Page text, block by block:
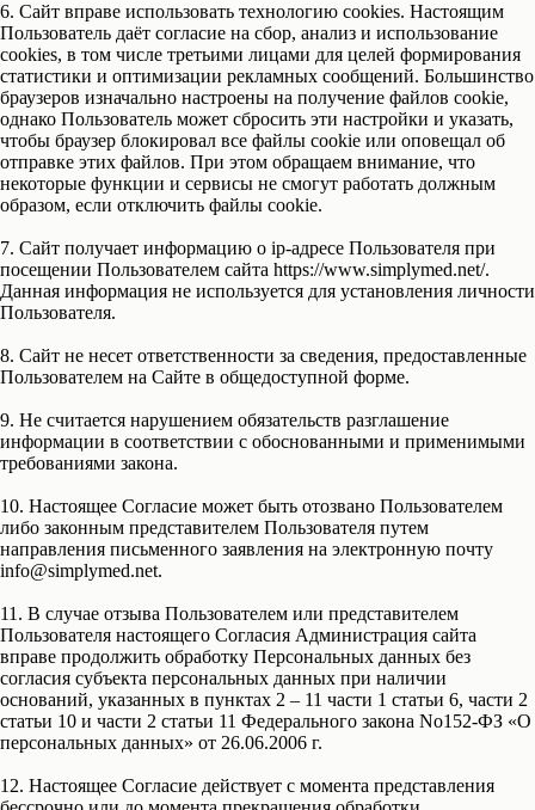
6. Сайт вправе использовать технологию cookies. Настоящим
Пользователь даёт согласие на сбор, анализ и использование
cookies, в том числе третьими лицами для целей формирования
статистики и оптимизации рекламных сообщений. Большинство
браузеров изначально настроены на получение файлов cookie,
однако Пользователь может сбросить эти настройки и указать,
чтобы браузер блокировал все файлы cookie или оповещал об
отправке этих файлов. При этом обращаем внимание, что
некоторые функции и сервисы не смогут работать должным
образом, если отключить файлы cookie.
7. Сайт получает информацию о ip-адресе Пользователя при
посещении Пользователем сайта https://www.simplymed.net/.
Данная информация не используется для установления личности
Пользователя.
8. Сайт не несет ответственности за сведения, предоставленные
Пользователем на Сайте в общедоступной форме.
9. Не считается нарушением обязательств разглашение
информации в соответствии с обоснованными и применимыми
требованиями закона.
10. Настоящее Согласие может быть отозвано Пользователем
либо законным представителем Пользователя путем
направления письменного заявления на электронную почту
info@simplymed.net.
11 . В случае отзыва Пользователем или представителем
Пользователя настоящего Согласия Администрация сайта
вправе продолжить обработку Персональных данных без
согласия субъекта персональных данных при наличии
оснований, указанных в пунктах 2 – 11 части 1 статьи 6, части 2
статьи 10 и части 2 статьи 11 Федерального закона No152-ФЗ «О
персональных данных» от 26.06.2006 г.
12. Настоящее Согласие действует с момента представления